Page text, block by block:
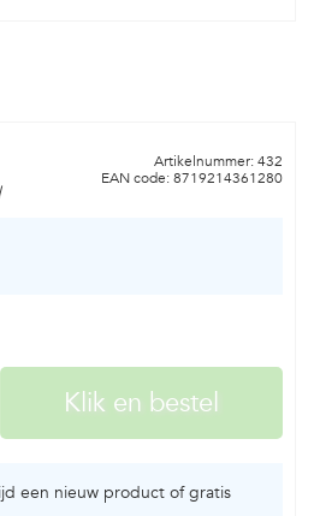
Artikelnummer: 432
EAN code: 8719214361280
een nieuw product of gratis